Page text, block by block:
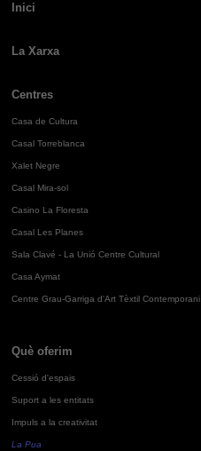
Inici
La Xarxa
Centres
Casa de Cultura
Casal Torreblanca
Xalet Negre
Casal Mira-sol
Casino La Floresta
Casal Les Planes
Sala Clavé - La Unió Centre Cultural
Casa Aymat
Centre Grau-Garriga d'Art Tèxtil Contemporani
Què oferim
Cessió d'espais
Suport a les entitats
Impuls a la creativitat
La Pua